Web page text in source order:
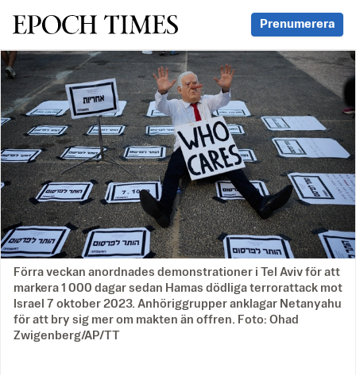
Svenska Epoch Times Prenumerera
Förra veckan anordnades demonstrationer i Tel Aviv för att
markera 1 000 dagar sedan Hamas dödliga terrorattack mot
Israel 7 oktober 2023. Anhöriggrupper anklagar Netanyahu
för att bry sig mer om makten än offren. Foto: Ohad
Zwigenberg/AP/TT